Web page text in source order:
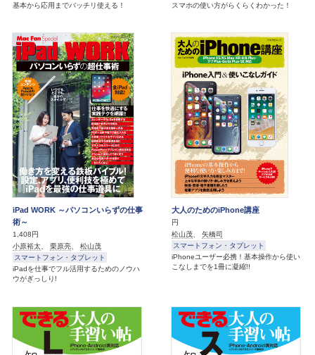
基本から応用までバッチリ使える！
スマホの使い方がらくらくわかった！
iPad WORK ～パソコンいらずの仕事
術～
1,408円
小原裕太
栗原亮
松山茂
スマートフォン・タブレット
iPadを仕事でフル活用するためのノウハ
ウがぎっしり!
大人のためのiPhone講座
円
松山茂
矢橋司
スマートフォン・タブレット
iPhoneユーザー必携！基本操作から使い
こなしまでを1冊に凝縮!!